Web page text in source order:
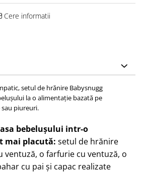
Cere informatii
setul de hrănire Babysnugg
la o alimentație bazată pe
piureuri.
bebelușului intr-o
mai placută: setul de hrănire
ventuză, o farfurie cu ventuză, o
cu pai și capac realizate